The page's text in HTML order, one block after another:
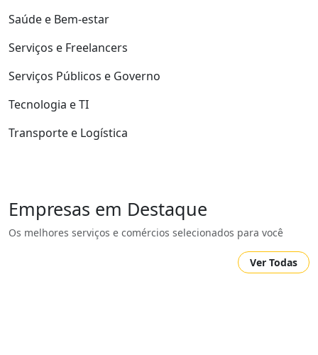
Saúde e Bem-estar
Serviços e Freelancers
Serviços Públicos e Governo
Tecnologia e TI
Transporte e Logística
Empresas em Destaque
Os melhores serviços e comércios selecionados para você
Ver Todas